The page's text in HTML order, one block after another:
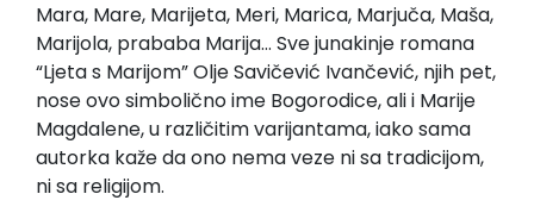
Mara, Mare, Marijeta, Meri, Marica, Marjuča, Maša,
Marijola, prababa Marija… Sve junakinje romana
“Ljeta s Marijom” Olje Savičević Ivančević, njih pet,
nose ovo simbolično ime Bogorodice, ali i Marije
Magdalene, u različitim varijantama, iako sama
autorka kaže da ono nema veze ni sa tradicijom,
ni sa religijom.